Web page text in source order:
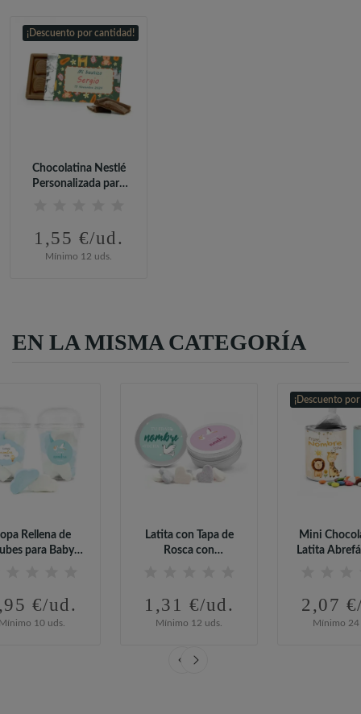
¡Descuento por cantidad!
Chocolatina Nestlé
Personalizada para
1,55 €/ud.
Mínimo 12 uds.
EN LA MISMA CATEGORÍA
Rellena de
para Baby
€/ud.
10 uds.
Latita con Tapa de
Rosca con
1,31 €/ud.
Mínimo 12 uds.
¡Descuento
Mini
Latita
2,07
Mínimo 24